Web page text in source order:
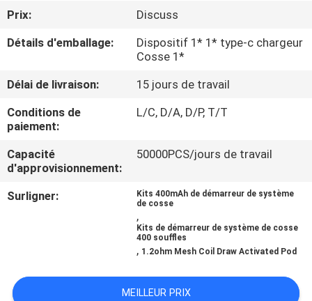
VISITE
D'USINE
CONTRÔLE
DE
QUALITÉ
UNE
Prix:
Discuss
Détails d'emballage:
Dispositif 1* 1* type-c chargeur
Cosse 1*
Délai de livraison:
15 jours de travail
Conditions de
paiement:
L/C, D/A, D/P, T/T
Capacité
d'approvisionnement:
50000PCS/jours de travail
Surligner:
Kits 400mAh de démarreur de système
de cosse
,
Kits de démarreur de système de cosse
400 souffles
, 1.2ohm Mesh Coil Draw Activated Pod
MEILLEUR PRIX